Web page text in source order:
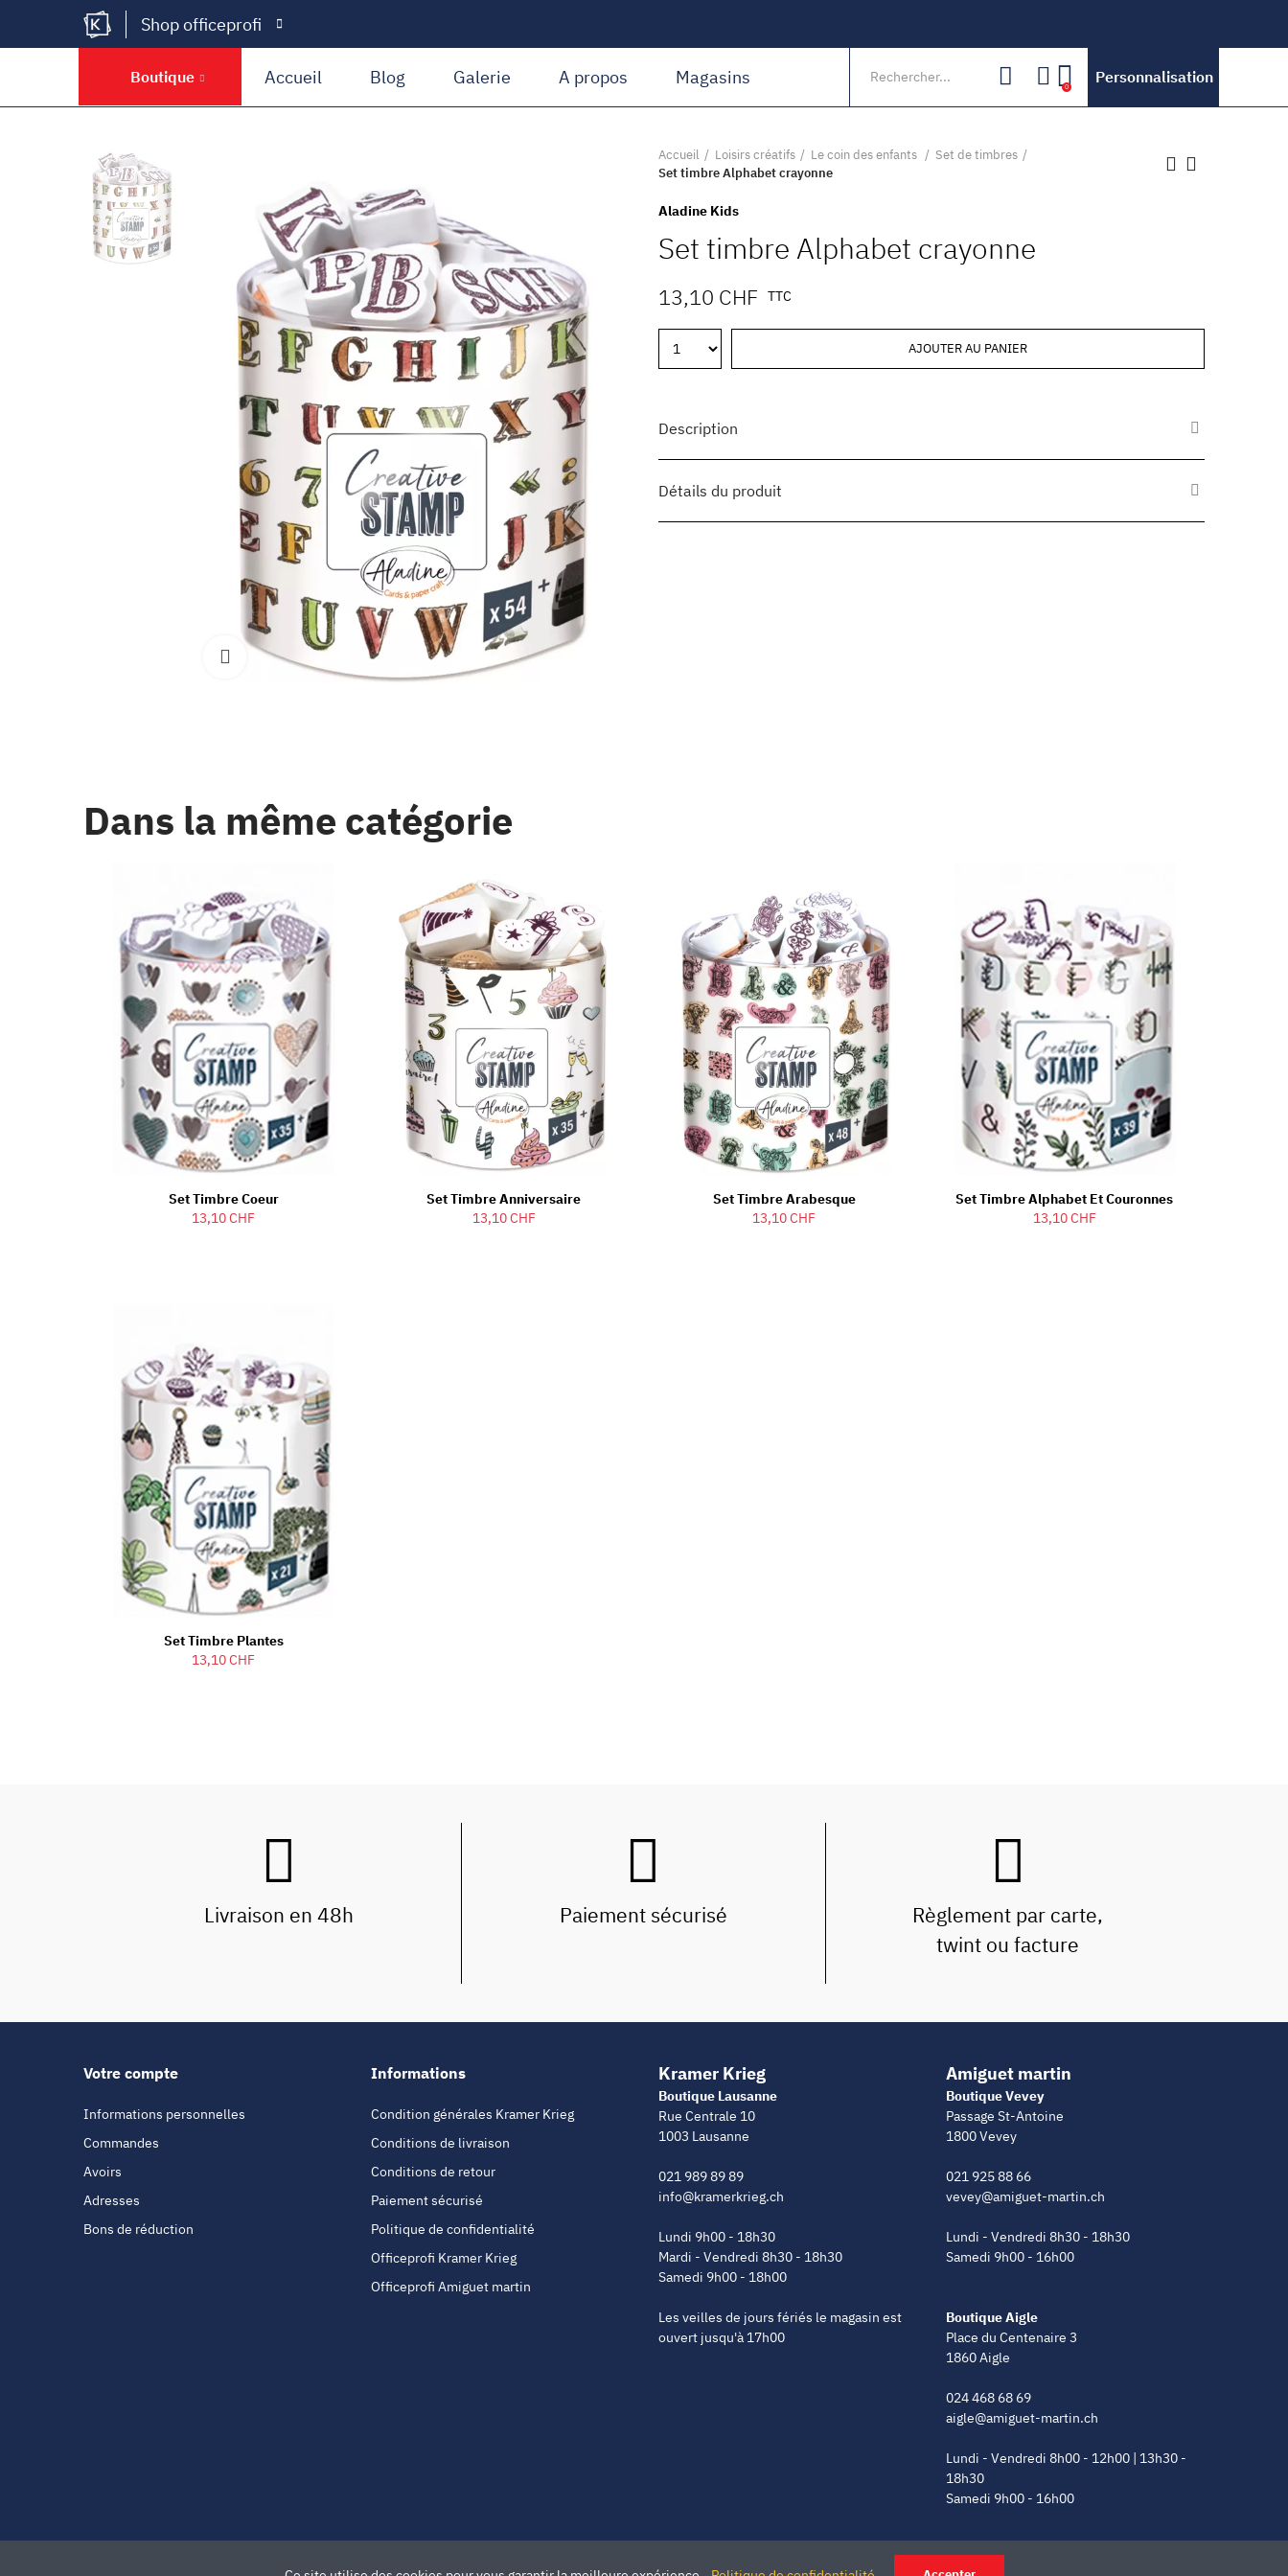
Shop officeprofi
Boutique Accueil Blog Galerie A propos Magasins 0
Personnalisation
Clique pour élargir
Accueil Loisirs créatifs Le coin des enfants
Set de timbres
Set timbre Alphabet crayonne
Aladine Kids
Set timbre Alphabet crayonne
13,10 CHF TTC
AJOUTER AU PANIER
Description
Détails du produit
Dans la même catégorie
Set Timbre Coeur
13,10 CHF
Set Timbre Anniversaire
13,10 CHF
Set Timbre Arabesque
13,10 CHF
Set Timbre Alphabet Et Couronnes
13,10 CHF
Set Timbre Plantes
13,10 CHF
Livraison en 48h Paiement sécurisé
Règlement par carte,
twint ou facture
Votre compte
Informations personnelles
Commandes
Avoirs
Adresses
Bons de réduction
Informations
Condition générales Kramer Krieg
Conditions de livraison
Conditions de retour
Paiement sécurisé
Politique de confidentialité
Officeprofi Kramer Krieg
Officeprofi Amiguet martin
Kramer Krieg
Boutique Lausanne
Rue Centrale 10
1003 Lausanne
021 989 89 89
info@kramerkrieg.ch
Lundi 9h00 - 18h30
Mardi - Vendredi 8h30 - 18h30
Samedi 9h00 - 18h00
Les veilles de jours fériés le magasin est
ouvert jusqu'à 17h00
Amiguet martin
Boutique Vevey
Passage St-Antoine
1800 Vevey
021 925 88 66
vevey@amiguet-martin.ch
Lundi - Vendredi 8h30 - 18h30
Samedi 9h00 - 16h00
Boutique Aigle
Place du Centenaire 3
1860 Aigle
024 468 68 69
aigle@amiguet-martin.ch
Lundi - Vendredi 8h00 - 12h00 | 13h30 -
18h30
Samedi 9h00 - 16h00